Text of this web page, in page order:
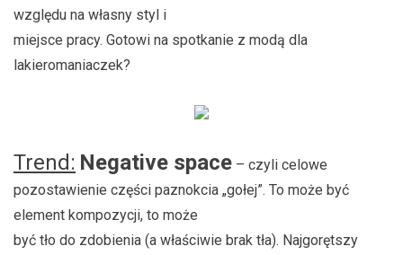
względu na własny styl i
miejsce pracy. Gotowi na spotkanie z modą dla
lakieromaniaczek?
Trend: Negative space – czyli celowe
pozostawienie części paznokcia „gołej”. To może być
element kompozycji, to może
być tło do zdobienia (a właściwie brak tła). Najgorętszy